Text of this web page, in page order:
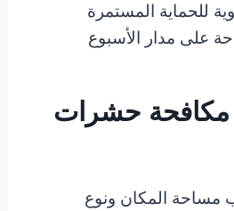
للحماية المستمرة
على مدار الأسبوع
مكافحة حشرات
مساحة المكان ونوع